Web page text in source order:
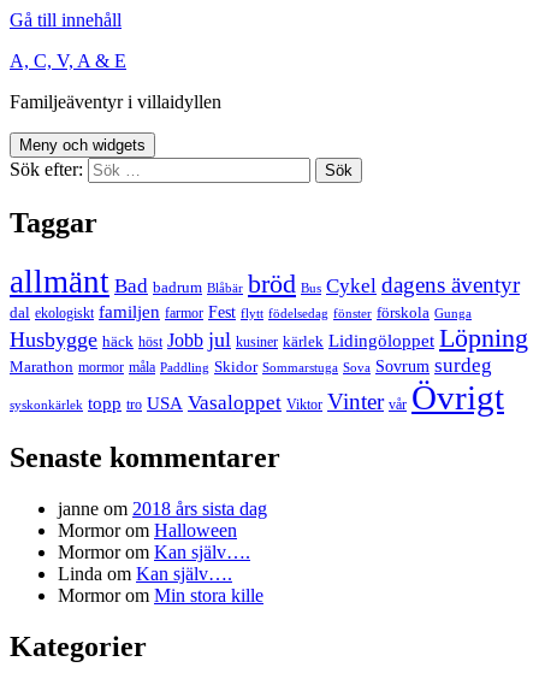
Gå till innehåll
A, C, V, A & E
Familjeäventyr i villaidyllen
Meny och widgets
Sök efter:
Taggar
allmänt Bad badrum Blåbär bröd Bus Cykel dagens äventyr
dal ekologiskt familjen farmor Fest flytt födelsedag fönster förskola Gunga
Husbygge häck höst Jobb jul kusiner kärlek Lidingöloppet Löpning
Marathon mormor måla Paddling Skidor Sommarstuga Sova Sovrum surdeg
syskonkärlek topp tro USA Vasaloppet Viktor Vinter vår Övrigt
Senaste kommentarer
janne om 2018 års sista dag
Mormorom Halloween
Mormorom Kan själv….
Linda om Kan själv….
Mormorom Min stora kille
Kategorier